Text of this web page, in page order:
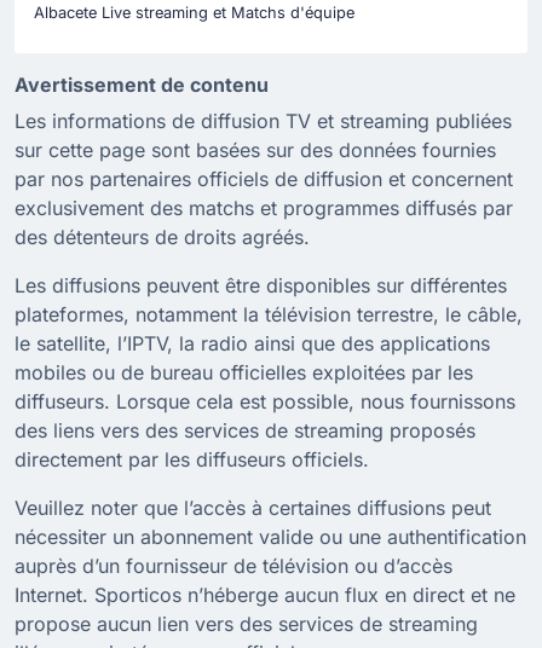
Albacete Live streaming et Matchs d'équipe
Avertissement de contenu
Les informations de diffusion TV et streaming publiées
sur cette page sont basées sur des données fournies
par nos partenaires officiels de diffusion et concernent
exclusivement des matchs et programmes diffusés par
des détenteurs de droits agréés.
Les diffusions peuvent être disponibles sur différentes
plateformes, notamment la télévision terrestre, le câble,
le satellite, l’IPTV, la radio ainsi que des applications
mobiles ou de bureau officielles exploitées par les
diffuseurs. Lorsque cela est possible, nous fournissons
des liens vers des services de streaming proposés
directement par les diffuseurs officiels.
Veuillez noter que l’accès à certaines diffusions peut
nécessiter un abonnement valide ou une authentification
auprès d’un fournisseur de télévision ou d’accès
Internet. Sporticos n’héberge aucun flux en direct et ne
propose aucun lien vers des services de streaming